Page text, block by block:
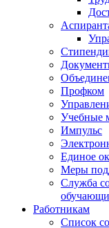
Профком
Учебные
Импульс
Единое
Меры
Служба
Работникам
Список